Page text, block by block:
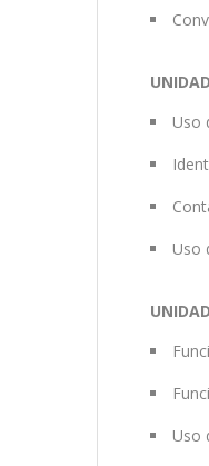
Uso
Uso
Uso